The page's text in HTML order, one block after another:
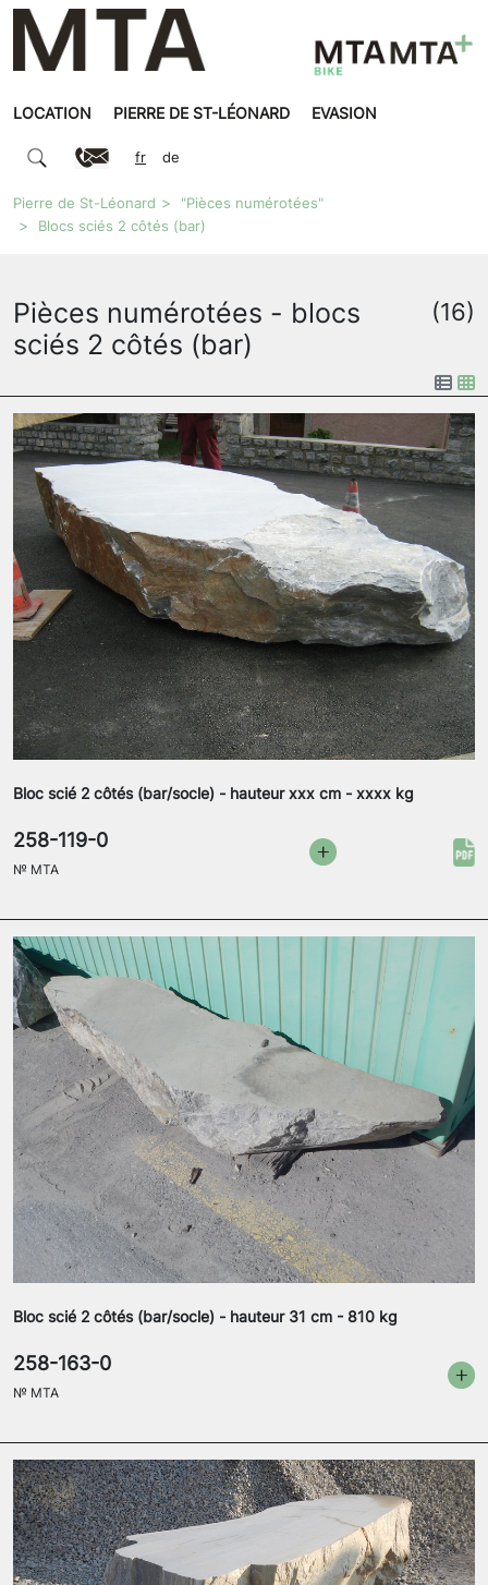
LOCATION PIERRE DE ST-LÉONARD EVASION
fr de
Pierre de St-Léonard
"Pièces numérotées"
Blocs sciés 2 côtés (bar)
Pièces numérotées - blocs
sciés 2 côtés (bar)
(16)
Bloc scié 2 côtés (bar/socle) - hauteur xxx cm - xxxx kg
258-119-0
№ MTA
Bloc scié 2 côtés (bar/socle) - hauteur 31 cm - 810 kg
258-163-0
№ MTA